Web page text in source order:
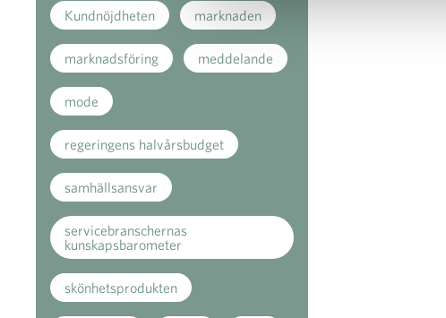
Kundnöjdheten marknaden
marknadsföring meddelande
mode
regeringens halvårsbudget
samhällsansvar
servicebranschernas
kunskapsbarometer
skönhetsprodukten